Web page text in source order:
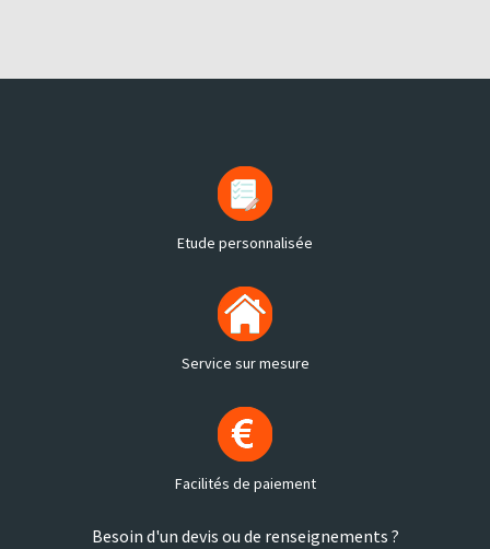
Etude personnalisée
Service sur mesure
Facilités de paiement
Besoin d'un devis ou de renseignements ?